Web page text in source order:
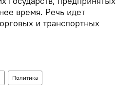
время. Речь идет
и транспортных
Политика